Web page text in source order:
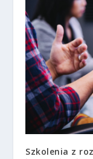
Szkolenia z